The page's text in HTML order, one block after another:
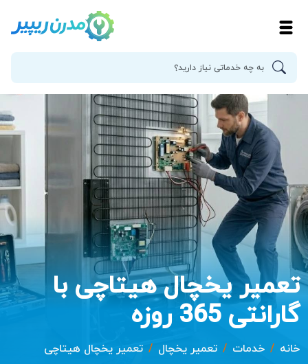
تعمیر یخچال هیتاچی با
گارانتی 365 روزه
خانه خدمات تعمیر یخچال
تعمیر یخچال هیتاچی